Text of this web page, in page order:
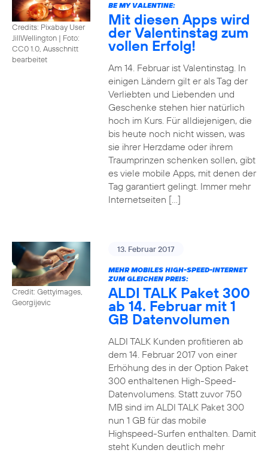
Credits: Pixabay User
JillWellington | Foto:
CC0 1.0, Ausschnitt
bearbeitet
BE MY VALENTINE:
Mit diesen Apps wird
der Valentinstag zum
vollen Erfolg!
Am 14. Februar ist Valentinstag. In
einigen Ländern gilt er als Tag der
Verliebten und Liebenden und
Geschenke stehen hier natürlich
hoch im Kurs. Für alldiejenigen, die
bis heute noch nicht wissen, was
sie ihrer Herzdame oder ihrem
Traumprinzen schenken sollen, gibt
es viele mobile Apps, mit denen der
Tag garantiert gelingt. Immer mehr
Internetseiten […]
Credit: Gettyimages,
Georgijevic
13. Februar 2017
MEHR MOBILES HIGH-SPEED-INTERNET
ZUM GLEICHEN PREIS:
ALDI TALK Paket 300
ab 14. Februar mit 1
GB Datenvolumen
ALDI TALK Kunden profitieren ab
dem 14. Februar 2017 von einer
Erhöhung des in der Option Paket
300 enthaltenen High-Speed-
Datenvolumens. Statt zuvor 750
MB sind im ALDI TALK Paket 300
nun 1 GB für das mobile
Highspeed-Surfen enthalten. Damit
steht Kunden deutlich mehr